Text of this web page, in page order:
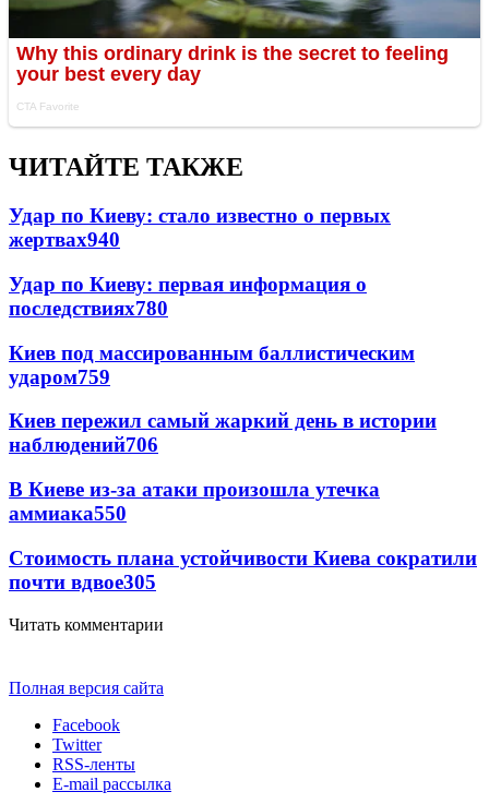
ЧИТАЙТЕ ТАКЖЕ
Удар по Киеву: стало известно о первых
жертвах940
Удар по Киеву: первая информация о
последствиях780
Киев под массированным баллистическим
ударом759
Киев пережил самый жаркий день в истории
наблюдений706
В Киеве из-за атаки произошла утечка
аммиака550
Стоимость плана устойчивости Киева сократили
почти вдвое305
Читать комментарии
Полная версия сайта
Facebook
Twitter
RSS-ленты
E-mail рассылка